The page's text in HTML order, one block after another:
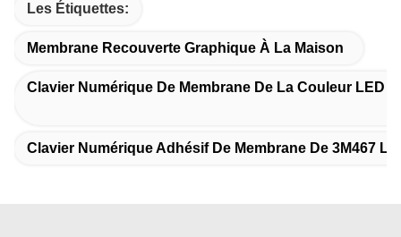
Les Étiquettes:
Membrane Recouverte Graphique À La Maison
Clavier Numérique De Membrane De La Couleur LED
Clavier Numérique Adhésif De Membrane De 3M467